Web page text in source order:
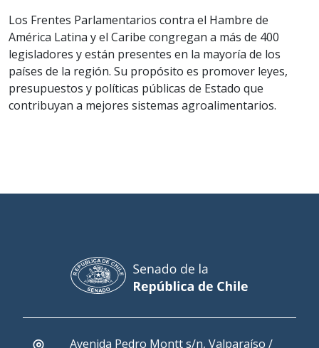
Los Frentes Parlamentarios contra el Hambre de
América Latina y el Caribe congregan a más de 400
legisladores y están presentes en la mayoría de los
países de la región. Su propósito es promover leyes,
presupuestos y políticas públicas de Estado que
contribuyan a mejores sistemas agroalimentarios.
Avenida Pedro Montt s/n, Valparaíso /